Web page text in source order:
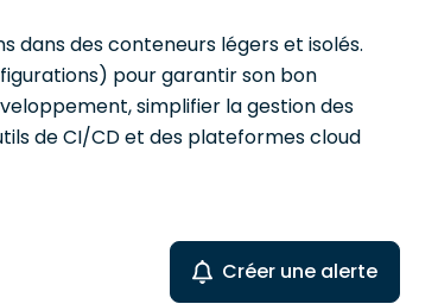
des conteneurs légers et isolés.
pour garantir son bon
simplifier la gestion des
de CI/CD et des plateformes cloud
Créer une alerte